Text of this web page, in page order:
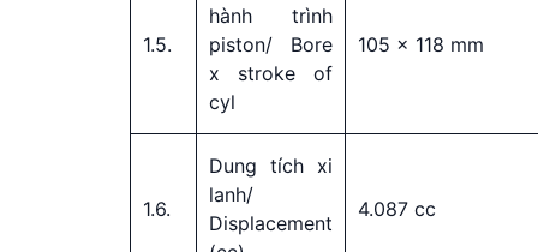
1.5.
hành trình
piston/ Bore
x stroke of
cyl
105 x 118 mm
1.6.
Dung tích xi
lanh/
Displacement
4.087 cc